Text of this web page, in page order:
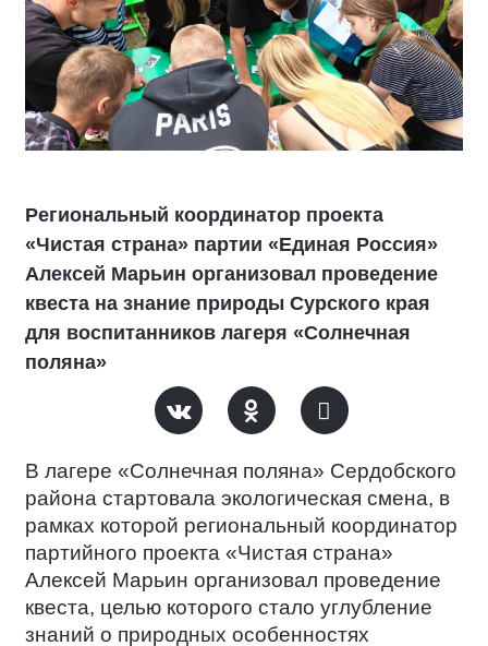
Региональный координатор проекта
«Чистая страна» партии «Единая Россия»
Алексей Марьин организовал проведение
квеста на знание природы Сурского края
для воспитанников лагеря «Солнечная
поляна»
В лагере «Солнечная поляна» Сердобского
района стартовала экологическая смена, в
рамках которой региональный координатор
партийного проекта «Чистая страна»
Алексей Марьин организовал проведение
квеста, целью которого стало углубление
знаний о природных особенностях